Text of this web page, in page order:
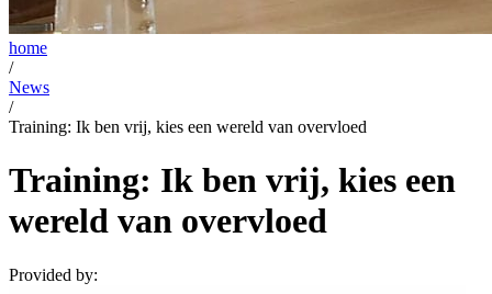
home
/
News
/
Training: Ik ben vrij, kies een wereld van overvloed
Training: Ik ben vrij, kies een
wereld van overvloed
Provided by: